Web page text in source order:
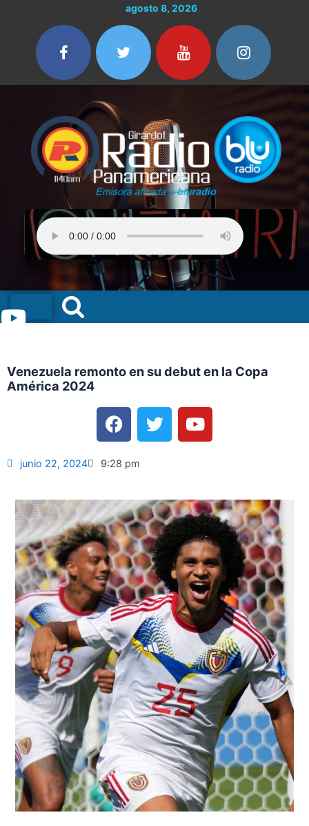
contenido
agosto 8, 2026
Menu
Venezuela remonto en su debut en la Copa
América 2024
F
a
c
e
o
k
T
w
i
r
Y
o
u
e
junio 22, 2024 9:28 pm